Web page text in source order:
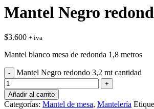
Mantel Negro
$3.600 + iva
Mantel blanco mesa de redonda 1,8 metros
Mantel Negro redondo 3,2 mt cantidad
Añadir al carrito
Categorías: Mantel de mesa, Mantelería